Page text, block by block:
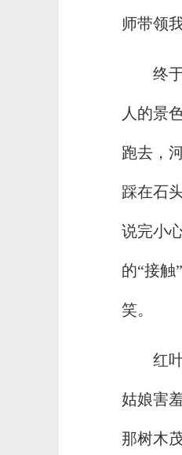
师带领
终
人的景
跑去，
踩在石
说完小
的“接触
笑。
红
姑娘害
那树木